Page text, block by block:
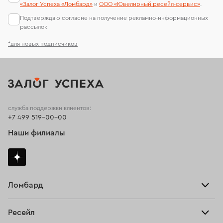
*для новых подписчиков
«Залог Успеха «Ломбард» и ООО «Ювелирный ресейл-сервиc».
Подтверждаю согласие на получение рекламно-информационных
рассылок
Ломбард
Ресейл
служба поддержки клиентов:
+7 499 519-00-00
Наши филиалы